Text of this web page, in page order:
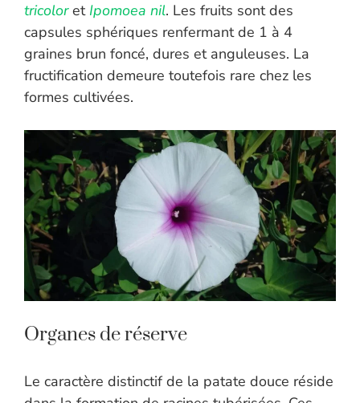
tricoloret Ipomoea nil. Les fruits sont des
capsules sphériques renfermant de 1 à 4
graines brun foncé, dures et anguleuses. La
fructification demeure toutefois rare chez les
formes cultivées.
Organes de réserve
Le caractère distinctif de la patate douce réside